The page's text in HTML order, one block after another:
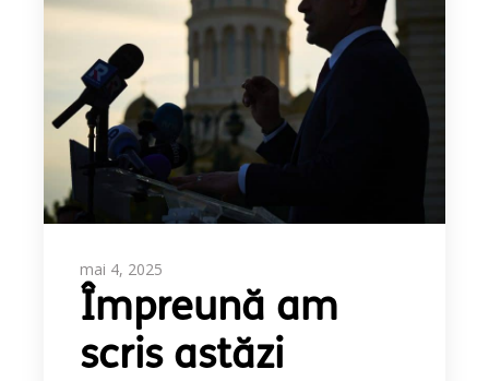
mai 4, 2025
Împreună am
scris astăzi